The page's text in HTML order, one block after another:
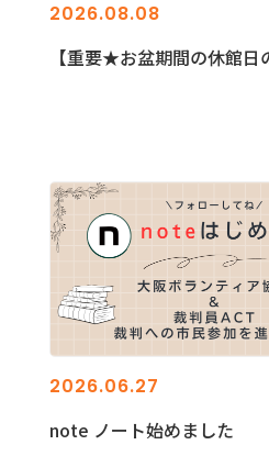
2026.08.08
【重要★お盆期間の休館日
2026.06.27
note ノート始めました